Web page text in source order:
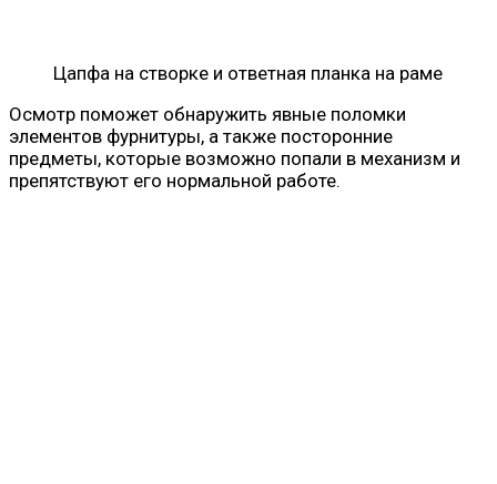
Цапфа на створке и ответная планка на раме
Осмотр поможет обнаружить явные поломки
элементов фурнитуры, а также посторонние
предметы, которые возможно попали в механизм и
препятствуют его нормальной работе.